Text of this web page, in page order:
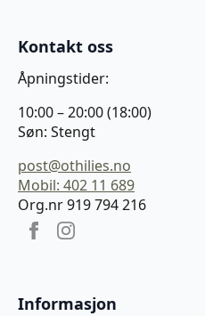
Kontakt oss
Åpningstider:
10:00 – 20:00 (18:00)
Søn: Stengt
post@othilies.no
Mobil: 402 11 689
Org.nr 919 794 216
Informasjon